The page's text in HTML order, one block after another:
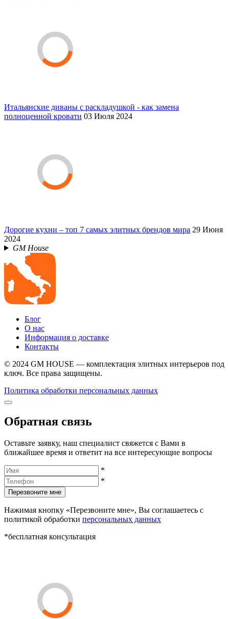
Итальянские диваны с раскладушкой - как замена
полноценной кровати 03 Июля 2024
Дорогие кухни – топ 7 самых элитных брендов мира 29 Июня
2024
GM House
Блог
О нас
Информация о доставке
Контакты
© 2024 GM HOUSE — комплектация элитных интерьеров под
ключ. Все права защищены.
Политика обработки персональных данных
Обратная связь
Оставьте заявку, наш специалист свяжется с Вами в
ближайшее время и ответит на все интересующие вопросы
*
*
Перезвоните мне
Нажимая кнопку «Перезвоните мне», Вы соглашаетесь с
политикой обработки персональных данных
*бесплатная консультация